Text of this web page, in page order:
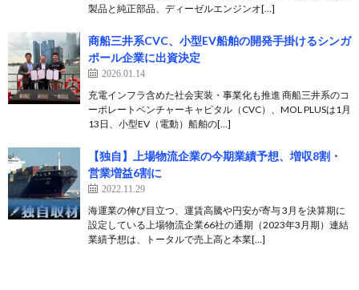
製品と純正部品、ディーゼルエンジンオ[…]
商船三井系CVC、小型EV船舶の開発手掛けるシンガ
ポール企業に出資決定
2026.01.14
充電インフラ含めた社会実装・事業化も推進 商船三井系のコ
ーポレートベンチャーキャピタル（CVC）、MOL PLUSは1月
13日、小型EV（電動）船舶の[…]
【独自】上場物流企業の今期業績予想、増収8割・
営業増益6割に
2022.11.29
海運業の伸び目立つ、運賃高騰や円安が寄与 3月を決算期に
設定している上場物流企業66社の通期（2023年3月期）連結
業績予想は、トータルで売上高と本業[…]